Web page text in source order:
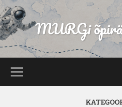
MURGi